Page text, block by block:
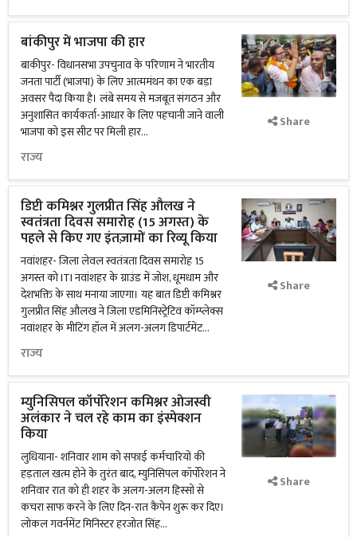
बांकीपुर में भाजपा की हार
बाकीपुर- विधानसभा उपचुनाव के परिणाम ने भारतीय
जनता पार्टी (भाजपा) के लिए आत्ममंथन का एक बड़ा
अवसर पैदा किया है। लंबे समय से मजबूत संगठन और
अनुशासित कार्यकर्ता-आधार के लिए पहचानी जाने वाली
भाजपा को इस सीट पर मिली हार...
राज्य
Share
डिप्टी कमिश्नर गुलप्रीत सिंह औलख ने
स्वतंत्रता दिवस समारोह (15 अगस्त) के
पहले से किए गए इंतज़ामों का रिव्यू किया
नवांशहर- जिला लेवल स्वतंत्रता दिवस समारोह 15
अगस्त को ITI नवांशहर के ग्राउंड में जोश, धूमधाम और
देशभक्ति के साथ मनाया जाएगा। यह बात डिप्टी कमिश्नर
गुलप्रीत सिंह औलख ने जिला एडमिनिस्ट्रेटिव कॉम्प्लेक्स
नवांशहर के मीटिंग हॉल में अलग-अलग डिपार्टमेंट...
राज्य
Share
म्युनिसिपल कॉर्पोरेशन कमिश्नर ओजस्वी
अलंकार ने चल रहे काम का इंस्पेक्शन
किया
लुधियाना- शनिवार शाम को सफाई कर्मचारियों की
हड़ताल खत्म होने के तुरंत बाद, म्युनिसिपल कॉर्पोरेशन ने
शनिवार रात को ही शहर के अलग-अलग हिस्सों से
कचरा साफ करने के लिए दिन-रात कैंपेन शुरू कर दिए।
लोकल गवर्नमेंट मिनिस्टर हरजोत सिंह...
Share